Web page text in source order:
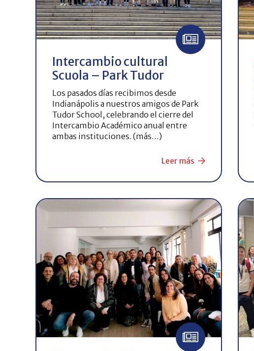
Intercambio cultural
Scuola – Park Tudor
Los pasados días recibimos desde
Indianápolis a nuestros amigos de Park
Tudor School, celebrando el cierre del
Intercambio Académico anual entre
ambas instituciones. (más…)
Leer más